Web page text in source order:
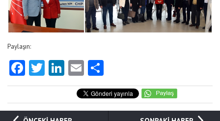
Paylaşın:
Facebook
Twitter
LinkedIn
Email